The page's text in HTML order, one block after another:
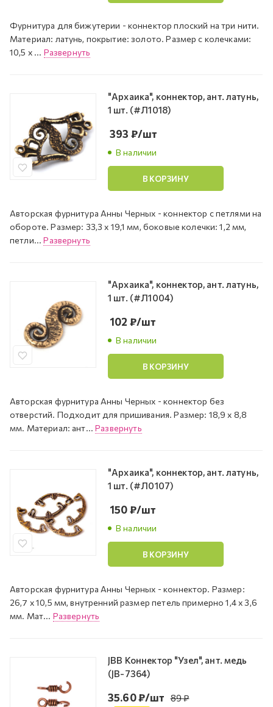
Фурнитура для бижутерии - коннектор плоский на три нити.
Материал: латунь, покрытие: золото. Размер с колечками:
10,5 х ... Развернуть
"Архаика", коннектор, ант. латунь,
1 шт. (#Л1018)
В наличии
393 ₽/шт
В КОРЗИНУ
Авторская фурнитура Анны Черных - коннектор с петлями на
обороте. Размер: 33,3 х 19,1 мм, боковые колечки: 1,2 мм,
петли...Развернуть
"Архаика", коннектор, ант. латунь,
1 шт. (#Л1004)
В наличии
102 ₽/шт
В КОРЗИНУ
Авторская фурнитура Анны Черных - коннектор без
отверстий. Подходит для пришивания. Размер: 18,9 х 8,8
мм. Материал: ант...Развернуть
"Архаика", коннектор, ант. латунь,
1 шт. (#Л0107)
В наличии
150₽/шт
В КОРЗИНУ
Авторская фурнитура Анны Черных - коннектор. Размер:
26,7 х 10,5 мм, внутренний размер петель примерно 1,4 х 3,6
мм. Мат... Развернуть
JBB Коннектор "Узел", ант. медь
(JB-7364)
35.60₽/шт 89₽